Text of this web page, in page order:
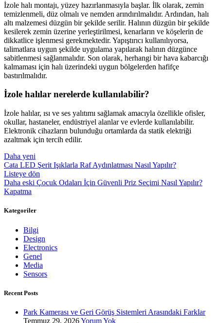
İzole halı montajı, yüzey hazırlanmasıyla başlar. İlk olarak, zemin
temizlenmeli, düz olmalı ve nemden arındırılmalıdır. Ardından, halı
altı malzemesi düzgün bir şekilde serilir. Halının düzgün bir şekilde
kesilerek zemin üzerine yerleştirilmesi, kenarların ve köşelerin de
dikkatlice işlenmesi gerekmektedir. Yapıştırıcı kullanılıyorsa,
talimatlara uygun şekilde uygulama yapılarak halının düzgünce
sabitlenmesi sağlanmalıdır. Son olarak, herhangi bir hava kabarcığı
kalmaması için halı üzerindeki uygun bölgelerden hafifçe
bastırılmalıdır.
İzole halılar nerelerde kullanılabilir?
İzole halılar, ısı ve ses yalıtımı sağlamak amacıyla özellikle ofisler,
okullar, hastaneler, endüstriyel alanlar ve evlerde kullanılabilir.
Elektronik cihazların bulunduğu ortamlarda da statik elektriği
azaltmak için tercih edilir.
Daha yeni
Cata LED Şerit Işıklarla Raf Aydınlatması Nasıl Yapılır?
Listeye dön
Daha eski Çocuk Odaları İçin Güvenli Priz Seçimi Nasıl Yapılır?
Kapatma
Kategoriler
Bilgi
Design
Electronics
Genel
Media
Sensors
Recent Posts
Park Kamerası ve Geri Görüş Sistemleri Arasındaki Farklar
Temmuz 29, 2026Yorum Yok